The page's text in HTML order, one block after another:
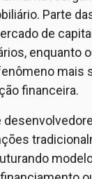
Parte
de
, enquanto
mais
financeira.